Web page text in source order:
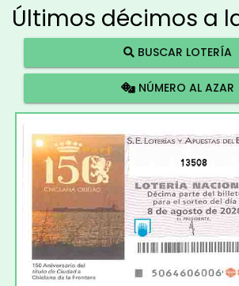
Últimos décimos a
BUSCAR LOTERÍA
NÚMERO AL AZAR
13508